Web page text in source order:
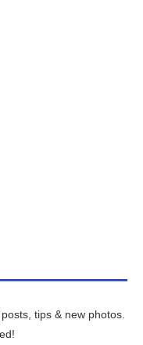
tips & new photos.